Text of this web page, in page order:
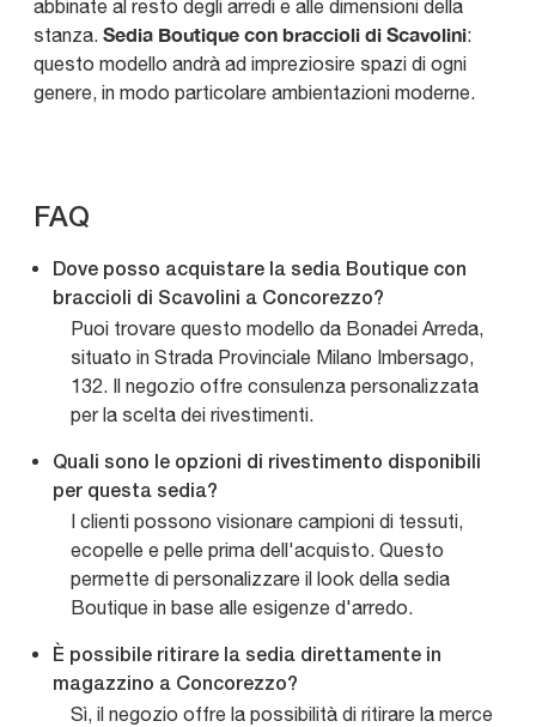
abbinate al resto degli arredi e alle dimensioni della
stanza. Sedia Boutique con braccioli di Scavolini:
questo modello andrà ad impreziosire spazi di ogni
genere, in modo particolare ambientazioni moderne.
FAQ
Dove posso acquistare la sedia Boutique con
braccioli di Scavolini a Concorezzo?
Puoi trovare questo modello da Bonadei Arreda,
situato in Strada Provinciale Milano Imbersago,
132. Il negozio offre consulenza personalizzata
per la scelta dei rivestimenti.
Quali sono le opzioni di rivestimento disponibili
per questa sedia?
I clienti possono visionare campioni di tessuti,
ecopelle e pelle prima dell'acquisto. Questo
permette di personalizzare il look della sedia
Boutique in base alle esigenze d'arredo.
È possibile ritirare la sedia direttamente in
magazzino a Concorezzo?
Sì, il negozio offre la possibilità di ritirare la merce